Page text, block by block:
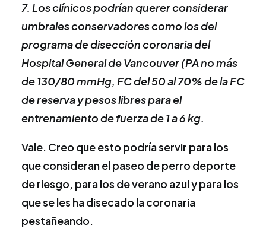
7. Los clínicos podrían querer considerar
umbrales conservadores como los del
programa de disección coronaria del
Hospital General de Vancouver (PA no más
de 130/80 mmHg, FC del 50 al 70% de la FC
de reserva y pesos libres para el
entrenamiento de fuerza de 1 a 6 kg.
Vale. Creo que esto podría servir para los
que consideran el paseo de perro deporte
de riesgo, para los de verano azul y para los
que se les ha disecado la coronaria
pestañeando.